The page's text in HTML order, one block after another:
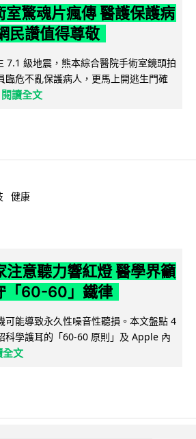
室驚魂片瘋傳 醫護保護病
民讚值得尊敬
7.1 級地震，熊本綜合醫院手術室鏡頭拍
臨危不亂保護病人，更馬上開逃生門確
閱讀全文
健康
意聽力響紅燈 醫學界籲
「60-60」鐵律
可能導致永久性噪音性聽損。本文盤點 4
科學護耳的「60-60 原則」及 Apple 內
全文